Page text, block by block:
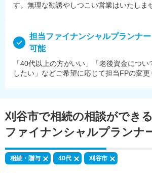
す。無理な勧誘やしつこい営業はいたしま
担当ファイナンシャルプランナ
可能
「40代以上の方がいい」「老後資金につ
したい」などご希望に応じて担当FPの変更
刈谷市で相続の相談ができる
ファイナンシャルプランナ
相続・贈与 40代 刈谷市